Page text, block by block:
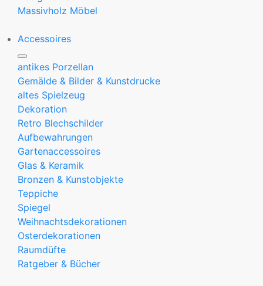
Massivholz Möbel
Accessoires
antikes Porzellan
Gemälde & Bilder & Kunstdrucke
altes Spielzeug
Dekoration
Retro Blechschilder
Aufbewahrungen
Gartenaccessoires
Glas & Keramik
Bronzen & Kunstobjekte
Teppiche
Spiegel
Weihnachtsdekorationen
Osterdekorationen
Raumdüfte
Ratgeber & Bücher